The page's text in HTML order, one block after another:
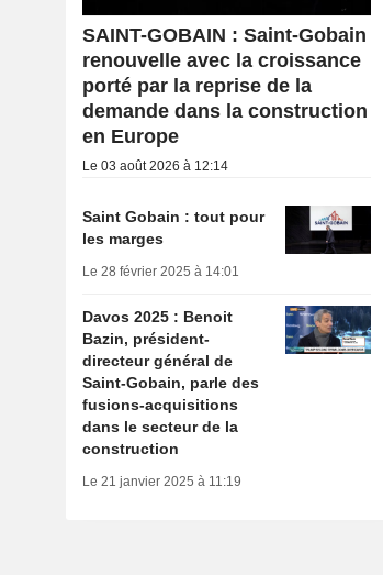
SAINT-GOBAIN : Saint-Gobain
renouvelle avec la croissance
porté par la reprise de la
demande dans la construction
en Europe
Le 03 août 2026 à 12:14
Saint Gobain : tout pour
les marges
Le 28 février 2025 à 14:01
Davos 2025 : Benoit
Bazin, président-
directeur général de
Saint-Gobain, parle des
fusions-acquisitions
dans le secteur de la
construction
Le 21 janvier 2025 à 11:19